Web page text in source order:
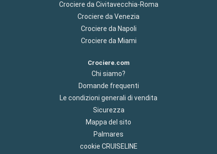
Crociere da Civitavecchia-Roma
Crociere da Venezia
Crociere da Napoli
Crociere da Miami
Crociere.com
Chi siamo?
Domande frequenti
Le condizioni generali di vendita
Sicurezza
Mappa del sito
Palmares
cookie CRUISELINE